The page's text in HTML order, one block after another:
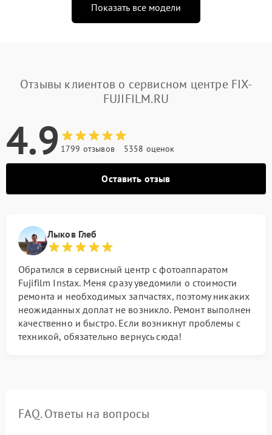
Показать все модели
Отзывы клиентов о сервисном центре FIX-
FUJIFILM.RU
4.9 1799 отзывов 5358 оценок
Оставить отзыв
Лыков Глеб
Обратился в сервисный центр с фотоаппаратом
Fujifilm Instax. Меня сразу уведомили о стоимости
ремонта и необходимых запчастях, поэтому никаких
неожиданных доплат не возникло. Ремонт выполнен
качественно и быстро. Если возникнут проблемы с
техникой, обязательно вернусь сюда!
FAQ. Ответы на вопросы